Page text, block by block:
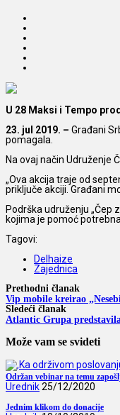
U 28 Maksi i Tempo
23. jul 2019. – Građani
pomagala.
Na ovaj način Udruženje
„Ova akcija traje od
priključe akciji. Građani
Podrška udruženju
kojima je pomoć potrebna.
Tagovi:
Delhaize
Zajednica
Prethodni članak
Vip mobile kreirao
Sledeći članak
Atlantic Grupa
Može vam se svideti
Održan vebinar na temu
Urednik25/12/2020
Jednim klikom do donacije